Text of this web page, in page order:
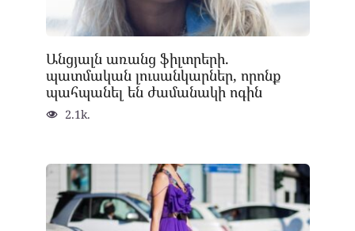
Անցյալն առանց ֆիլտրերի.
պատմական լուսանկարներ, որոնք
պահպանել են ժամանակի ոգին
2.1k.